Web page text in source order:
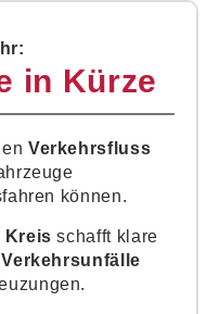
in Kürze
Verkehrsfluss
können.
Kreis schafft klare